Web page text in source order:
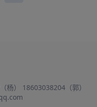
杨）
18603038204（郭）